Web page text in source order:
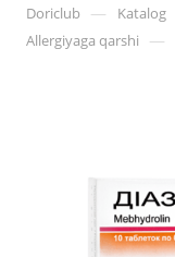
Doriclub — Katalog
Allergiyaga qarshi —